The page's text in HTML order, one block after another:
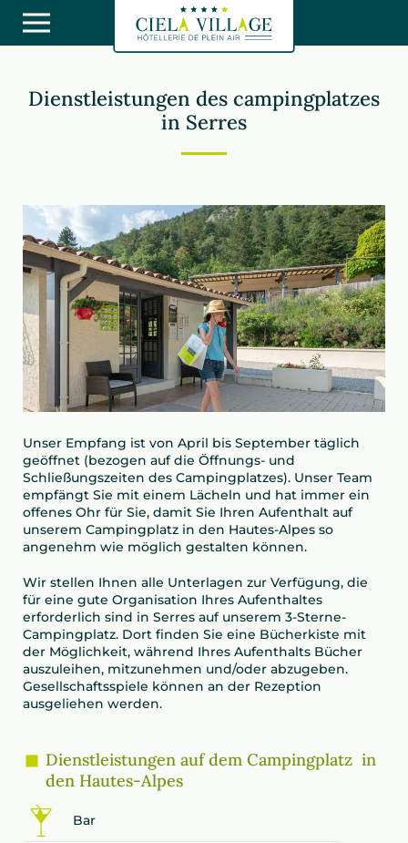
Dienstleistungen des campingplatzes
in Serres
Unser Empfang ist von April bis September täglich
geöffnet (bezogen auf die Öffnungs- und
Schließungszeiten des Campingplatzes). Unser Team
empfängt Sie mit einem Lächeln und hat immer ein
offenes Ohr für Sie, damit Sie Ihren Aufenthalt auf
unserem Campingplatz in den Hautes-Alpes so
angenehm wie möglich gestalten können.
Wir stellen Ihnen alle Unterlagen zur Verfügung, die
für eine gute Organisation Ihres Aufenthaltes
erforderlich sind in Serres auf unserem 3-Sterne-
Campingplatz. Dort finden Sie eine Bücherkiste mit
der Möglichkeit, während Ihres Aufenthalts Bücher
auszuleihen, mitzunehmen und/oder abzugeben.
Gesellschaftsspiele können an der Rezeption
ausgeliehen werden.
Dienstleistungen auf dem Campingplatz in
den Hautes-Alpes
Bar